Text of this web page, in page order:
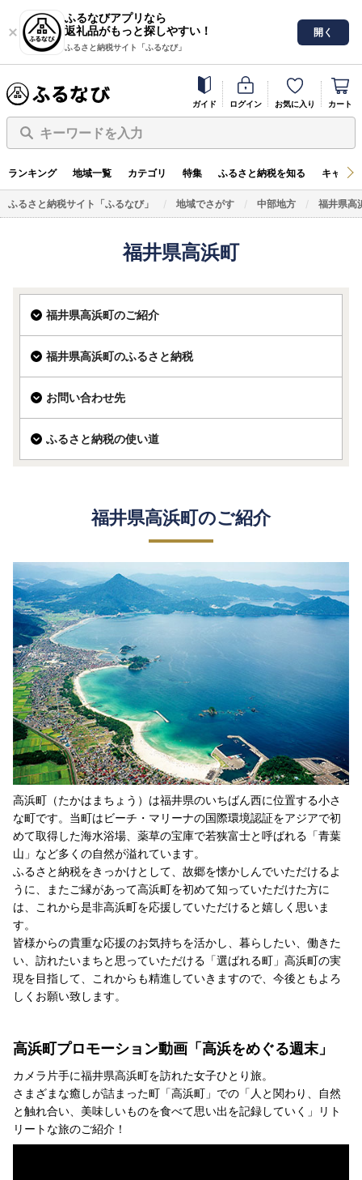
ふるなびアプリなら
返礼品がもっと探しやすい！
ふるさと納税サイト「ふるなび」
開く
ガイド ログイン お気に入り カート
キーワードを入力
ランキング 地域一覧 カテゴリ 特集 ふるさと納税を知る キャン
ふるさと納税サイト「ふるなび」 地域でさがす 中部地方 福井県高
福井県高浜町
福井県高浜町のご紹介
福井県高浜町のふるさと納税
お問い合わせ先
ふるさと納税の使い道
福井県高浜町のご紹介
高浜町（たかはまちょう）は福井県のいちばん西に位置する小さ
な町です。当町はビーチ・マリーナの国際環境認証をアジアで初
めて取得した海水浴場、薬草の宝庫で若狭富士と呼ばれる「青葉
山」など多くの自然が溢れています。
ふるさと納税をきっかけとして、故郷を懐かしんでいただけるよ
うに、またご縁があって高浜町を初めて知っていただけた方に
は、これから是非高浜町を応援していただけると嬉しく思いま
す。
皆様からの貴重な応援のお気持ちを活かし、暮らしたい、働きた
い、訪れたいまちと思っていただける「選ばれる町」高浜町の実
現を目指して、これからも精進していきますので、今後ともよろ
しくお願い致します。
高浜町プロモーション動画「高浜をめぐる週末」
カメラ片手に福井県高浜町を訪れた女子ひとり旅。
さまざまな癒しが詰まった町「高浜町」での「人と関わり、自然
と触れ合い、美味しいものを食べて思い出を記録していく」リト
リートな旅のご紹介！